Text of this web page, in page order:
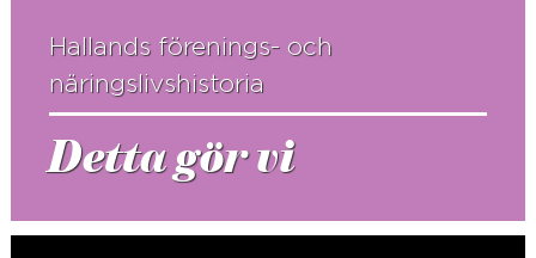
Hallands förenings- och
näringslivshistoria
Detta gör vi